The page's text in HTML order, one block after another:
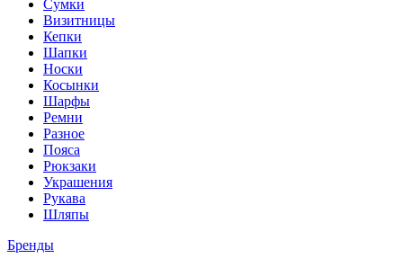
Сумки
Визитницы
Кепки
Шапки
Носки
Косынки
Шарфы
Ремни
Разное
Пояса
Рюкзаки
Украшения
Рукава
Шляпы
Бренды